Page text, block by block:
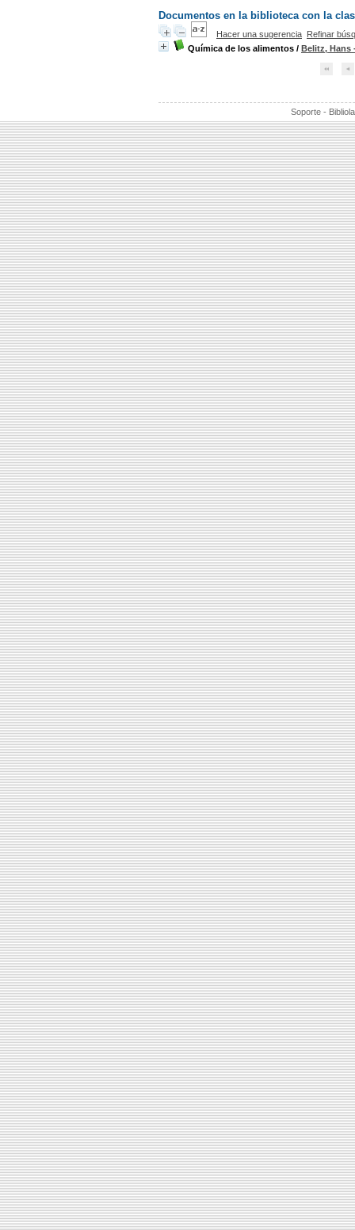
Documentos en la biblioteca con la
Hacer una sugerencia Refinar
Química de los alimentos / Belitz, Hans
Soporte -